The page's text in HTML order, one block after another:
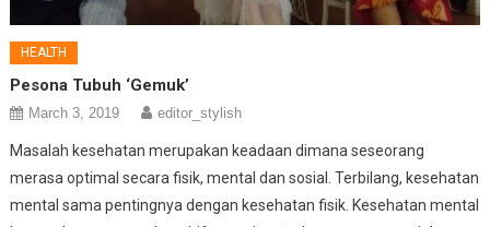
HEALTH
Pesona Tubuh ‘Gemuk’
March 3, 2019 editor_stylish
Masalah kesehatan merupakan keadaan dimana seseorang
merasa optimal secara fisik, mental dan sosial. Terbilang, kesehatan
mental sama pentingnya dengan kesehatan fisik. Kesehatan mental